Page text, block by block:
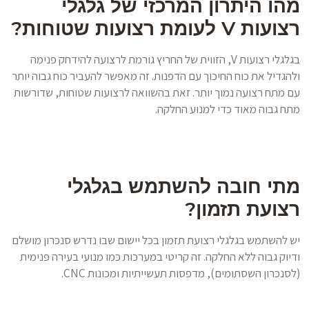
מהו היתרון המרכזי של גלגלי
רצועות V לעומת רצועות שטוחות?
בגלגלי רצועות V, הזווית של החריץ גורמת לרצועה להידחק פנימה
ולהגדיל את כוח החיכוך עם הדפנות. זה מאפשר להעביר כוח גבוה יותר
עם מתח רצועה נמוך יותר. זאת בהשוואה לרצועות שטוחות, שדורשות
מתח גבוה מאוד כדי למנוע החלקה.
מתי חובה להשתמש בגלגלי
רצועת תזמון?
יש להשתמש בגלגלי רצועת תזמון בכל יישום שבו נדרש סנכרון מושלם
ודיוק גבוה ללא החלקה. זה קריטי במערכות כמו מנועי בעירה פנימית
(לסנכרון השסתומים), מדפסות תעשייתיות ומכונות CNC.